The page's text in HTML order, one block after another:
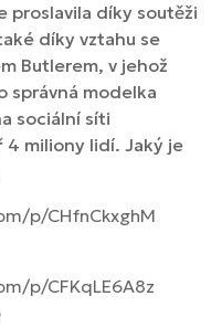
proslavila díky soutěži
díky vztahu se
Butlerem, v jehož
správná modelka
sociální síti
miliony lidí. Jaký je
p/CHfnCkxghM
p/CFKqLE6A8z